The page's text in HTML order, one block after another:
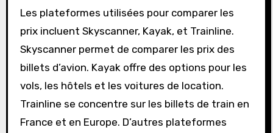
Les plateformes utilisées pour comparer les
prix incluent Skyscanner, Kayak, et Trainline.
Skyscanner permet de comparer les prix des
billets d’avion. Kayak offre des options pour les
vols, les hôtels et les voitures de location.
Trainline se concentre sur les billets de train en
France et en Europe. D’autres plateformes